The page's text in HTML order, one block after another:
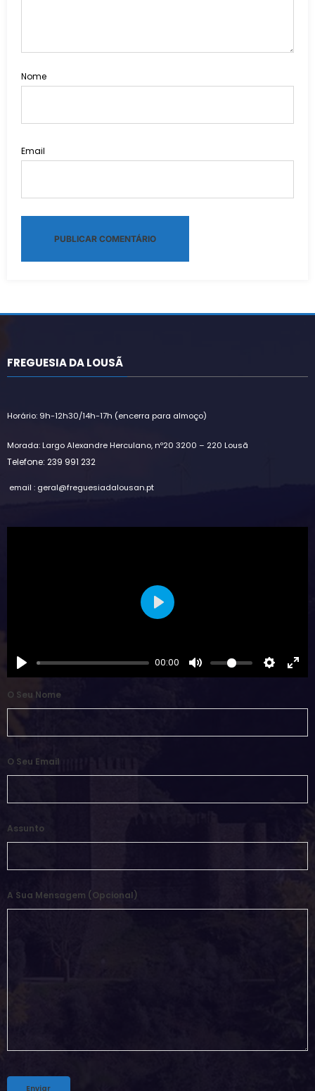
Nome
Email
FREGUESIA DA LOUSÃ
Horário: 9h-12h30/14h-17h (encerra para almoço)
Morada: Largo Alexandre Herculano, nº20 3200 – 220 Lousã
Telefone: 239 991 232
email : geral@freguesiadalousan.pt
00:00
Play
O Seu Nome
O Seu Email
Assunto
A Sua Mensagem (opcional)